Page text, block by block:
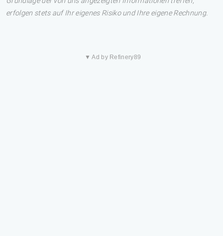
erfolgen stets auf Ihr eigenes Risiko und Ihre eigene Rechnung.
▼ Ad by Refinery89